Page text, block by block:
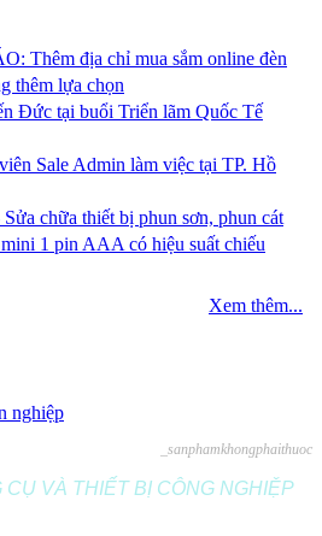
Thêm địa chỉ mua sắm online đèn
thêm lựa chọn
Đức tại buổi Triển lãm Quốc Tế
Sale Admin làm việc tại TP. Hồ
chữa thiết bị phun sơn, phun cát
1 pin AAA có hiệu suất chiếu
Xem thêm...
nghiệp
_sanphamkhongphaithuoc
VÀ THIẾT BỊ CÔNG NGHIỆP